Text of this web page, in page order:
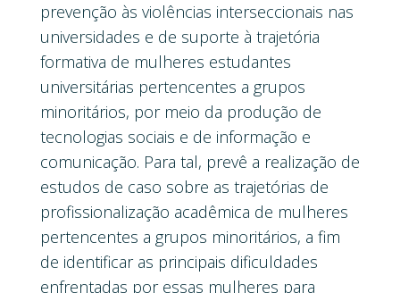
prevenção às violências interseccionais nas
universidades e de suporte à trajetória
formativa de mulheres estudantes
universitárias pertencentes a grupos
minoritários, por meio da produção de
tecnologias sociais e de informação e
comunicação. Para tal, prevê a realização de
estudos de caso sobre as trajetórias de
profissionalização acadêmica de mulheres
pertencentes a grupos minoritários, a fim
de identificar as principais dificuldades
enfrentadas por essas mulheres para